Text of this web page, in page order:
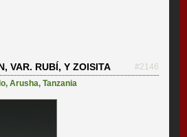
VAR. RUBÍ, Y ZOISITA
#2146
,Arusha,Tanzania